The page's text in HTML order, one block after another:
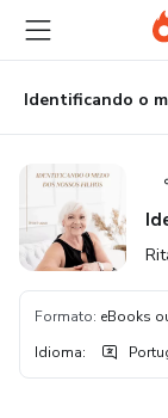
para
conteúdo
principal
para
pagamento
para
rodapé
Formato: eBooks
Idioma: